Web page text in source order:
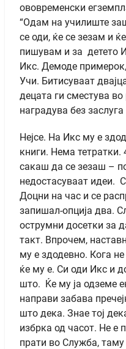
ововременски
“Одам на училиште
се оди, ќе се зезам и
пишувам и за детето
Икс. Демоде
Учи. Битисуваат
децата ги сместува во
наградува без
Нејсе. На Икс му е
книги. Нема тетратки.
сакаш да се зезаш –
недостасуваат идеи.
Доцни на час и се
запишал-опција два.
острумни досетки за
такт. Впрочем,
му е здодевно. Кога
ќе му е. Си оди Икс и
што. Ќе му ја одземе
направи забава
што дека. Знае тој
избрка од часот. Не е
прати во Служба, таму